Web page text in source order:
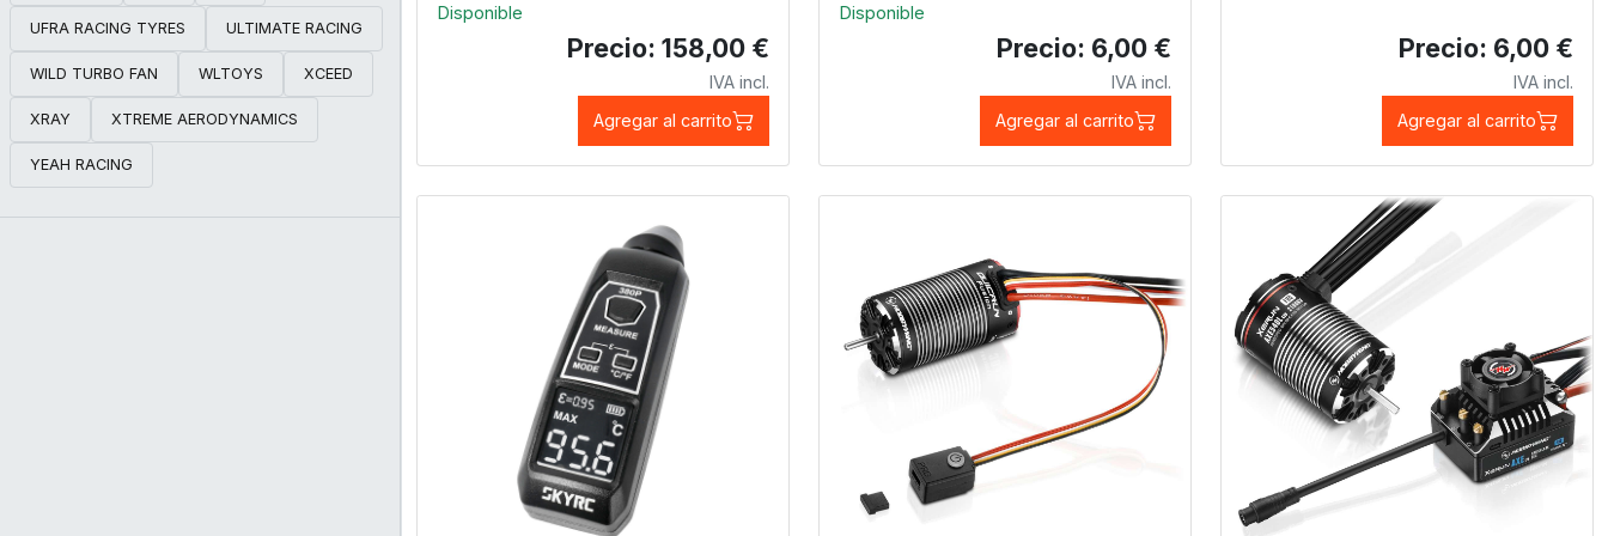
UFRA RACING TYRES ULTIMATE RACING
WILD TURBO FAN WLTOYS XCEED
XRAY XTREME AERODYNAMICS
YEAH RACING
Disponible
Precio: 158,00 €
IVA incl.
Agregar al carrito
Disponible
Precio: 6,00 €
IVA incl.
Agregar al carrito
Precio: 6,00 €
IVA incl.
Agregar al carrito